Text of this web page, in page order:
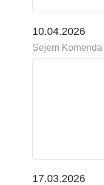
10.04.2026
Sejem
17.03.2026